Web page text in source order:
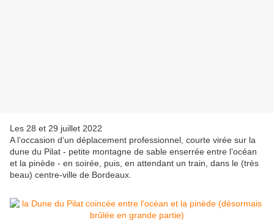
Les 28 et 29 juillet 2022
A l’occasion d’un déplacement professionnel, courte virée sur la
dune du Pilat - petite montagne de sable enserrée entre l’océan
et la pinède - en soirée, puis, en attendant un train, dans le (très
beau) centre-ville de Bordeaux.